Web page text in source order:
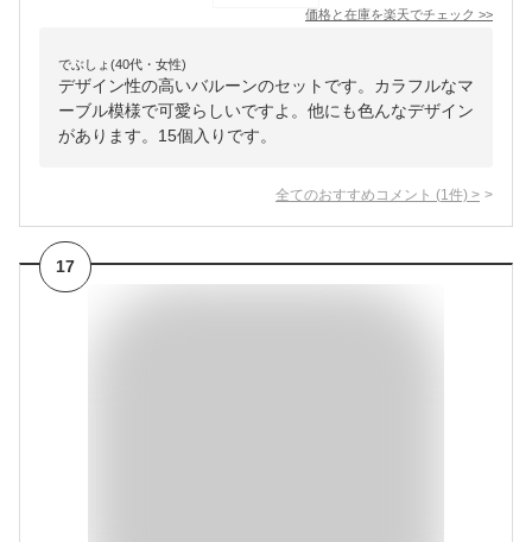
価格と在庫を楽天でチェック >>
でぶしょ(40代・女性)
デザイン性の高いバルーンのセットです。カラフルなマ
ーブル模様で可愛らしいですよ。他にも色んなデザイン
があります。15個入りです。
全てのおすすめコメント (1 件) >
17